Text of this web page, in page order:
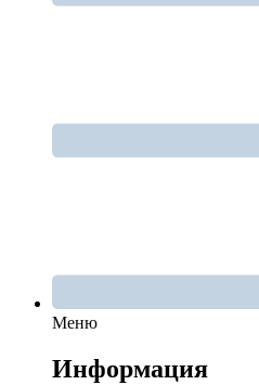
Меню
Информация